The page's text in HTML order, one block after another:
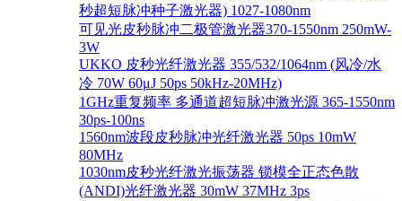
秒超短脉冲种子激光器) 1027-1080nm
可见光皮秒脉冲二极管激光器370-1550nm 250mW-
3W
UKKO 皮秒光纤激光器 355/532/1064nm (风冷/水
冷 70W 60μJ 50ps 50kHz-20MHz)
1GHz重复频率 多通道超短脉冲激光源 365-1550nm
30ps-100ns
1560nm波段皮秒脉冲光纤激光器 50ps 10mW
80MHz
1030nm皮秒光纤激光振荡器 锁模全正态色散
(ANDI)光纤激光器 30mW 37MHz 3ps